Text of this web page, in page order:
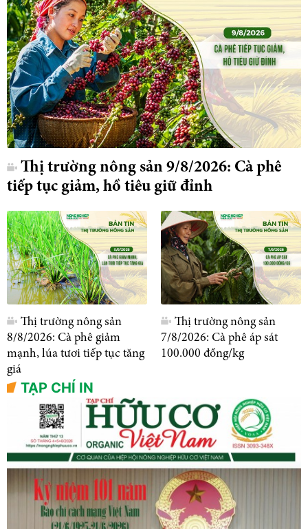
Thị trường nông sản 9/8/2026: Cà phê
tiếp tục giảm, hồ tiêu giữ đỉnh
Thị trường nông sản
8/8/2026: Cà phê giảm
mạnh, lúa tươi tiếp tục tăng
giá
Thị trường nông sản
7/8/2026: Cà phê áp sát
100.000 đồng/kg
TẠP CHÍ IN